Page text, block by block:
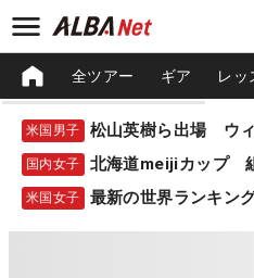
全ツアー ギア レッ
米国男子 松山英樹ら出場 ウ
国内女子 北海道meijiカップ
米国女子 最新の世界ランキン